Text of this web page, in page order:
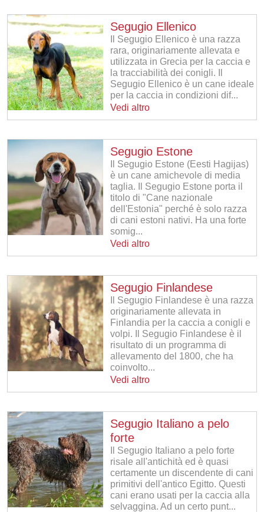
Segugio Ellenico
Il Segugio Ellenico è una razza
rara, originariamente allevata e
utilizzata in Grecia per la caccia e
la tracciabilità dei conigli. Il
Segugio Ellenico è un cane ideale
per la caccia in condizioni dif...
Vedi altro
Segugio Estone
Il Segugio Estone (Eesti Hagijas)
è un cane amichevole di media
taglia. Il Segugio Estone porta il
titolo di "Cane nazionale
dell'Estonia" perché è solo razza
di cani estoni nativi. Ha una forte
somig...
Vedi altro
Segugio Finlandese
Il Segugio Finlandese è una razza
originariamente allevata in
Finlandia per la caccia a conigli e
volpi. Il Segugio Finlandese è il
risultato di un programma di
allevamento del 1800, che ha
coinvolto...
Vedi altro
Segugio Italiano a pelo
forte
Il Segugio Italiano a pelo forte
risale all'antichità ed è quasi
certamente un discendente di cani
primitivi dell'antico Egitto. Questi
cani erano usati per la caccia alla
selvaggina. Ad un certo punt...